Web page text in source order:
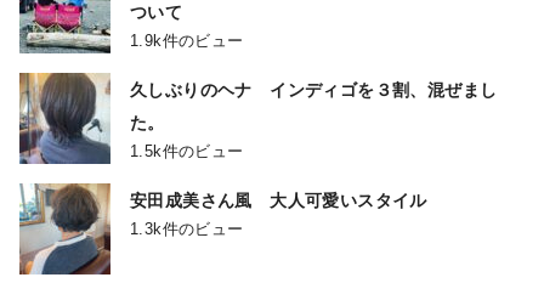
ついて
1.9k件のビュー
久しぶりのヘナ インディゴを３割、混ぜまし
た。
1.5k件のビュー
安田成美さん風 大人可愛いスタイル
1.3k件のビュー